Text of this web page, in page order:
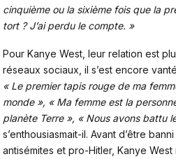
cinquième ou la sixième fois que la
tort ? J’ai perdu le compte. »
Pour Kanye West , leur relation est
réseaux sociaux, il s’est encore
« Le premier tapis rouge de ma
monde », « Ma femme est la
planète Terre », « Nous avons battu
s’enthousiasmait-il. Avant d’être
antisémites et pro-Hitler, Kanye